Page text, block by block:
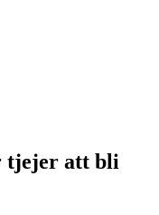
tjejer att bli